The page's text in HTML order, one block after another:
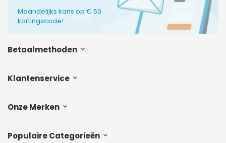
Klantenservice
Onze Merken
Populaire Categorieën
Maandelijks kans op € 50
kortingscode!
Betaalmethoden